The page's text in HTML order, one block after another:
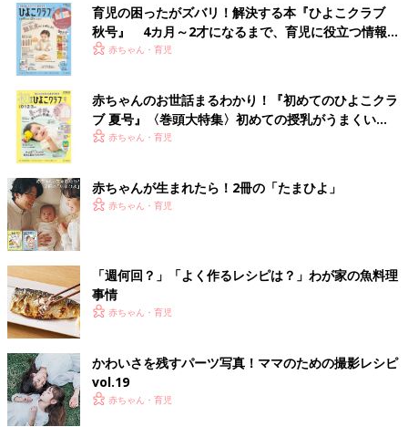
育児の困ったがズバリ！解決する本『ひよこクラブ
秋号』 4カ月～2才になるまで、育児に役立つ情報が
いっぱい！
赤ちゃん・育児
赤ちゃんのお世話まるわかり！『初めてのひよこクラ
ブ 夏号』〈巻頭大特集〉初めての授乳がうまくい
く！ おっぱい・ミルクの基本と夏のトラブル 解決テ
赤ちゃん・育児
赤ちゃんが生まれたら！2冊の「たまひよ」
赤ちゃん・育児
「週何回？」「よく作るレシピは？」わが家の魚料理
事情
赤ちゃん・育児
かわいさを残すパーツ写真！ママのための撮影レシピ
vol.19
赤ちゃん・育児